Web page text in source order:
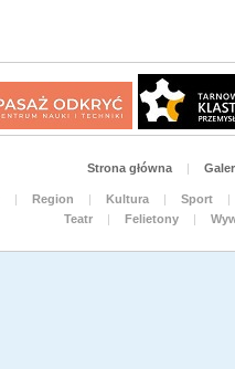
Strona główna |
| Region | Kultura | Sport
|
Teatr
| Felietony |